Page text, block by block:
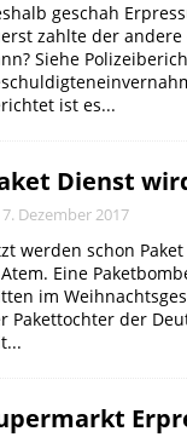
geschah
zahlte der
Siehe
ist es...
Dienst
7. Dezember 2017
werden schon
Eine
im
Pakettochter der